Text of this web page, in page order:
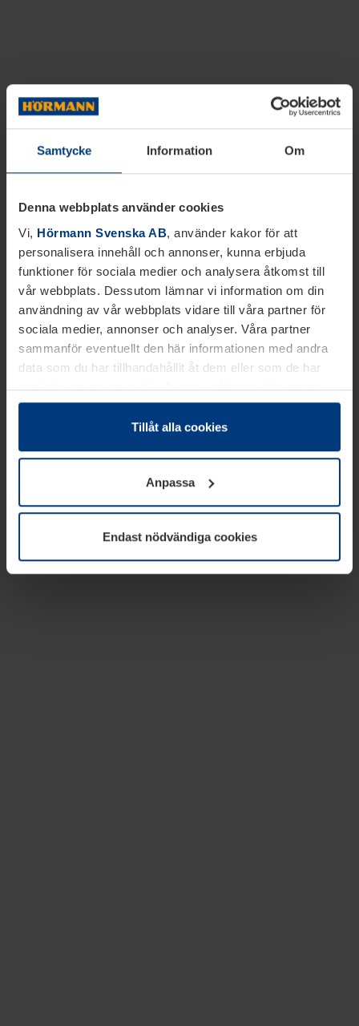
Samtycke Information Om
Denna webbplats använder cookies
Vi, Hörmann Svenska AB, använder kakor för att
personalisera innehåll och annonser, kunna erbjuda
funktioner för sociala medier och analysera åtkomst till
vår webbplats. Dessutom lämnar vi information om din
användning av vår webbplats vidare till våra partner för
sociala medier, annonser och analyser. Våra partner
sammanför eventuellt den här informationen med andra
data som du har tillhandahållit åt dem eller som de har
samlat in inom ramen för din användning av tjänsterna.
Juridiskt kan vi lagra kakor på din enhet, om de är
absolut nödvändiga för driften av den här webbplatsen.
godkännande kan du när som helst ändra eller återkalla i
informationen om kakor underDataskyddsförklaring
vår webbplats.
Tillåt alla cookies
Anpassa
Endast nödvändiga cookies